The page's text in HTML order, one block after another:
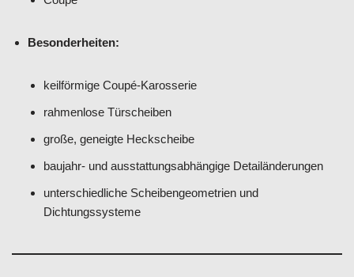
Besonderheiten:
keilförmige Coupé-Karosserie
rahmenlose Türscheiben
große, geneigte Heckscheibe
baujahr- und ausstattungsabhängige Detailänderungen
unterschiedliche Scheibengeometrien und
Dichtungssysteme